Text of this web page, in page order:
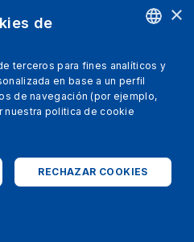
SPANISH
ITALIAN
ENGLISH
×
de
terceros para fines analíticos y
en base a un perfil
de navegación (por ejemplo,
nuestra politica de cookie
RECHAZAR COOKIES